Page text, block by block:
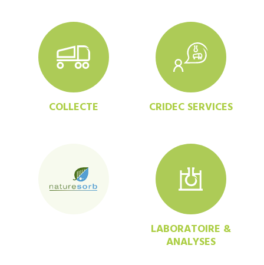
COLLECTE CRIDEC SERVICES
LABORATOIRE &
ANALYSES